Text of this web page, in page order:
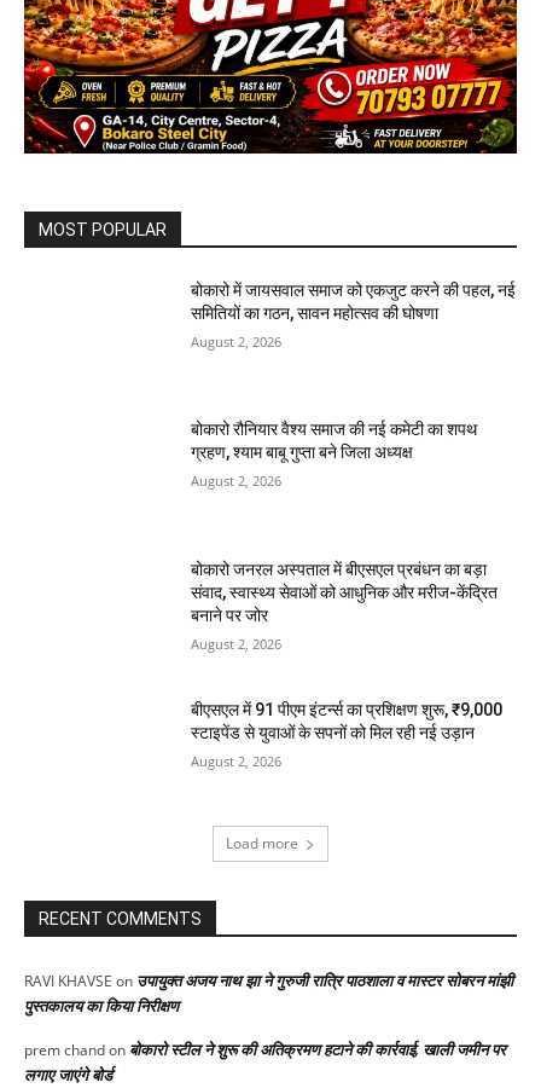
MOST POPULAR
बोकारो में जायसवाल समाज को एकजुट करने की पहल, नई
समितियों का गठन, सावन महोत्सव की घोषणा
August 2, 2026
बोकारो रौनियार वैश्य समाज की नई कमेटी का शपथ
ग्रहण, श्याम बाबू गुप्ता बने जिला अध्यक्ष
August 2, 2026
बोकारो जनरल अस्पताल में बीएसएल प्रबंधन का बड़ा
संवाद, स्वास्थ्य सेवाओं को आधुनिक और मरीज-केंद्रित
बनाने पर जोर
August 2, 2026
बीएसएल में 91 पीएम इंटर्न्स का प्रशिक्षण शुरू, ₹9,000
स्टाइपेंड से युवाओं के सपनों को मिल रही नई उड़ान
August 2, 2026
Load more
RECENT COMMENTS
RAVI KHAVSE on उपायुक्त अजय नाथ झा ने गुरुजी रात्रि पाठशाला व मास्टर सोबरन मांझी
पुस्तकालय का किया निरीक्षण
prem chandon बोकारो स्टील ने शुरू की अतिक्रमण हटाने की कार्रवाई, खाली जमीन पर
लगाए जाएंगे बोर्ड